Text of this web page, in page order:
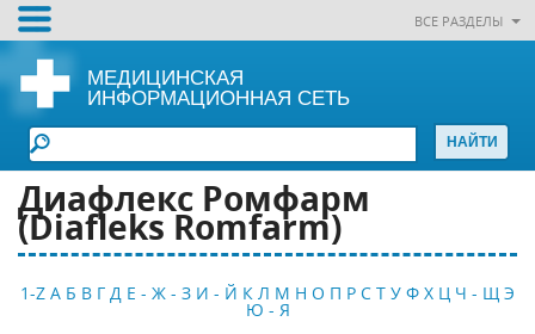
ВСЕ РАЗДЕЛЫ
МЕДИЦИНСКАЯ
ИНФОРМАЦИОННАЯ СЕТЬ
Диафлекс Ромфарм
(Diafleks Romfarm)
1-Z А Б В Г Д Е - Ж - З И - Й К Л М Н О П Р С Т У Ф Х Ц Ч - Щ Э
Ю - Я